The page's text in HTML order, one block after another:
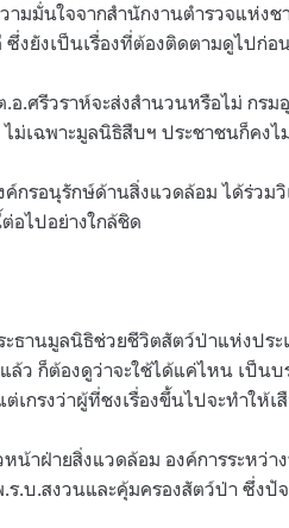
มมั่นใจจากสำนักงานตำรวจแห่ง
งยังเป็นเรื่องที่ต้องติดตามดูไปก่อ
อ.ศรีวราห์จะส่งสำนวนหรือไม่ กร
ม่เฉพาะมูลนิธิสืบฯ ประชาชนก็คงไ
กรอนุรักษ์ด้านสิ่งแวดล้อม ได้ร่วม
อไปอย่างใกล้ชิด
ธานมูลนิธิช่วยชีวิตสัตว์ป่าแห่งประ
ล้ว ก็ต้องดูว่าจะใช้ได้แค่ไหน เป็น
กรงว่าผู้ที่ชงเรื่องขึ้นไปจะทำให้
น้าฝ่ายสิ่งแวดล้อม องค์การระหว่า
.ร.บ.สงวนและคุ้มครองสัตว์ป่า ซึ่งปั